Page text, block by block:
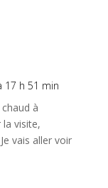
17 h 51 min
à
la visite,
vais aller voir